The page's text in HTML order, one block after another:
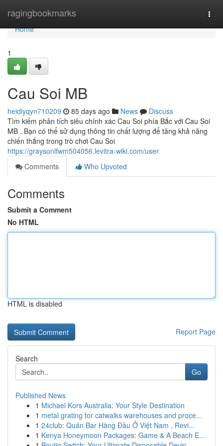
ragingbookmarks
Home
Home
1
Cau Soi MB
heidiyqyn710209 85 days ago News
Discuss
Tìm kiếm phân tích siêu chính xác Cau Soi phía Bắc với Cau Soi
MB . Bạn có thể sử dụng thông tin chất lượng để tăng khả năng
chiến thắng trong trò chơi Cau Soi
https://graysonlfwm504056.levitra-wiki.com/user
Comments
Who Upvoted
Comments
Submit a Comment
No HTML
HTML is disabled
Report Page
Search
Go
Published News
1 Michael Kors Australia: Your Style Destination
1 metal grating for catwalks warehouses and proce...
1 24club: Quán Bar Hàng Đầu Ở Việt Nam , Revi...
1 Kenya Honeymoon Packages: Game & A Beach E...